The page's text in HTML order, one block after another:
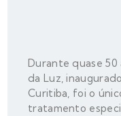
Durante quase 50
da Luz,
Curitiba, foi o
tratamento